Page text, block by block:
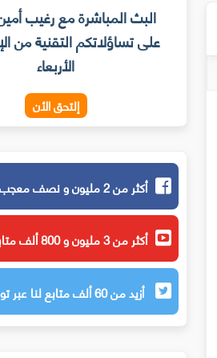
البث المباشرة مع رغيب
على تساؤلاتكم التقنية من
الأربعاء
إلتحق الأن
أكثر من 2 مليون و نصف معجب
أكثر من 3 مليون و 800 ألف متابع
أزيد من 60 ألف متابع لنا عبر تويتر